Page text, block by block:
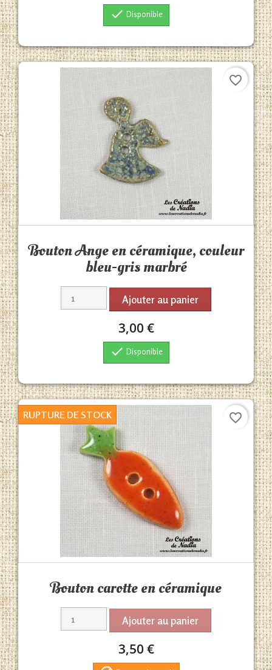
 Disponible
Bouton Ange en céramique, couleur
bleu-gris marbré
Ajouter au panier
3,00 €
 Disponible
favorite_border
Bouton carotte en céramique
Ajouter au panier
3,50 €
RUPTURE DE STOCK favorite_border